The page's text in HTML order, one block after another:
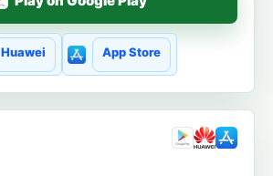
Huawei App Store